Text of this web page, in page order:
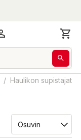
/ Haulikon supistajat